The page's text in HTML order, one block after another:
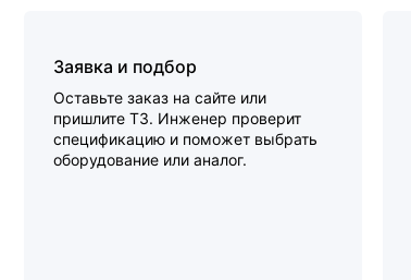
Заявка и подбор
Оставьте заказ на сайте или
пришлите ТЗ. Инженер проверит
спецификацию и поможет выбрать
оборудование или аналог.